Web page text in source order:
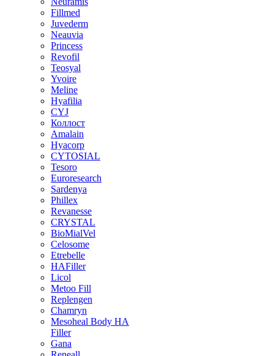
Fillmed
Juvederm
Neauvia
Princess
Revofil
Teosyal
Yvoire
Meline
Hyafilia
CYJ
Коллост
Amalain
Hyacorp
CYTOSIAL
Tesoro
Euroresearch
Sardenya
Phillex
Revanesse
CRYSTAL
BioMialVel
Celosome
Etrebelle
HAFiller
Licol
Metoo Fill
Replengen
Chamryn
Mesoheal Body HA
Filler
Gana